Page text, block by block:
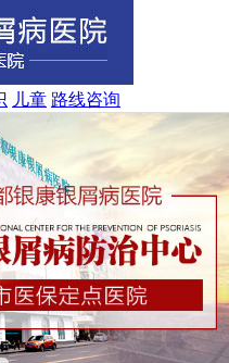
儿童 路线咨询